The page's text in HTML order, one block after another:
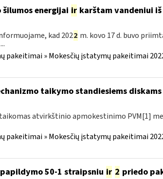
energijai irkarštam vandeniui iš
kad 2022 m. kovo 17 d. buvo
pakeitimai » Mokesčių įstatymų pakeitimai
taikymo standiesiems diskams
atvirkštinio apmokestinimo PVM[1]
pakeitimai » Mokesčių įstatymų pakeitimai
50-1 straipsniu ir 2 priedo